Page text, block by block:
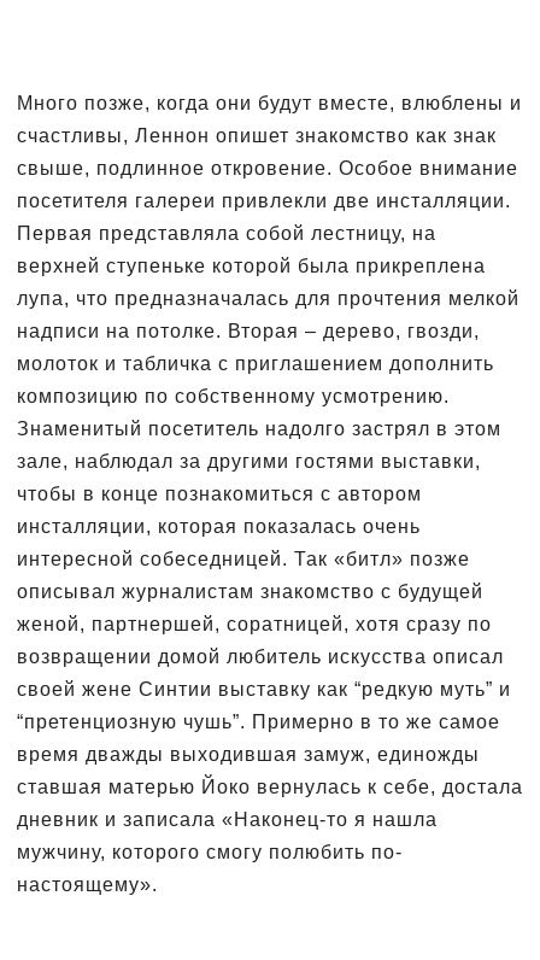
Много позже, когда они будут вместе, влюблены и
счастливы, Леннон опишет знакомство как знак
свыше, подлинное откровение. Особое внимание
посетителя галереи привлекли две инсталляции.
Первая представляла собой лестницу, на
верхней ступеньке которой была прикреплена
лупа, что предназначалась для прочтения мелкой
надписи на потолке. Вторая – дерево, гвозди,
молоток и табличка с приглашением дополнить
композицию по собственному усмотрению.
Знаменитый посетитель надолго застрял в этом
зале, наблюдал за другими гостями выставки,
чтобы в конце познакомиться с автором
инсталляции, которая показалась очень
интересной собеседницей. Так «битл» позже
описывал журналистам знакомство с будущей
женой, партнершей, соратницей, хотя сразу по
возвращении домой любитель искусства описал
своей жене Синтии выставку как “редкую муть” и
“претенциозную чушь”. Примерно в то же самое
время дважды выходившая замуж, единожды
ставшая матерью Йоко вернулась к себе, достала
дневник и записала «Наконец-то я нашла
мужчину, которого смогу полюбить по-
настоящему».